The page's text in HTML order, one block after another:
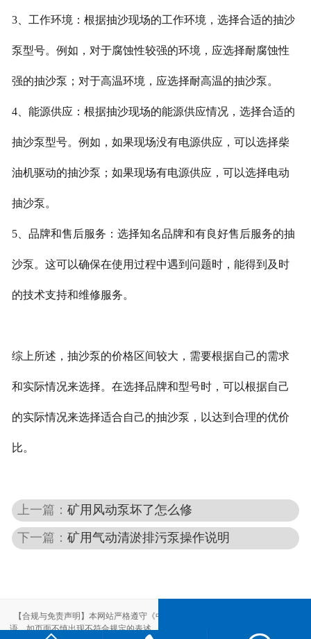
3、工作环境：根据抽沙现场的工作环境，选择合适的抽沙
泵型号。例如，对于腐蚀性较强的环境，应选择耐腐蚀性
强的抽沙泵；对于高温环境，应选择耐高温的抽沙泵。
4、能源供应：根据抽沙现场的能源供应情况，选择合适的
抽沙泵型号。例如，如果现场没有电源供应，可以选择柴
油机驱动的抽沙泵；如果现场有电源供应，可以选择电动
抽沙泵。
5、品牌和售后服务：选择知名品牌和有良好售后服务的抽
沙泵。这可以确保在使用过程中遇到问题时，能得到及时
的技术支持和维修服务。
综上所述，抽沙泵的价格区间较大，需要根据自己的需求
和实际情况来选择。在选择品牌和型号时，可以根据自己
的实际情况来选择适合自己的抽沙泵，以达到合理的优价
比。
上一篇：矿用风动泵坏了怎么修
下一篇：矿用气动清淤排污泵操作说明
【合规与免责声明】本网站严格遵守《中华人民共和国广告法》，尽力规范用
语。如页面不慎出现不符合规定的表述，敬请联系我们，将立即更正；相关内容